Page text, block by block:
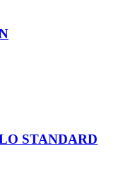
STANDARD